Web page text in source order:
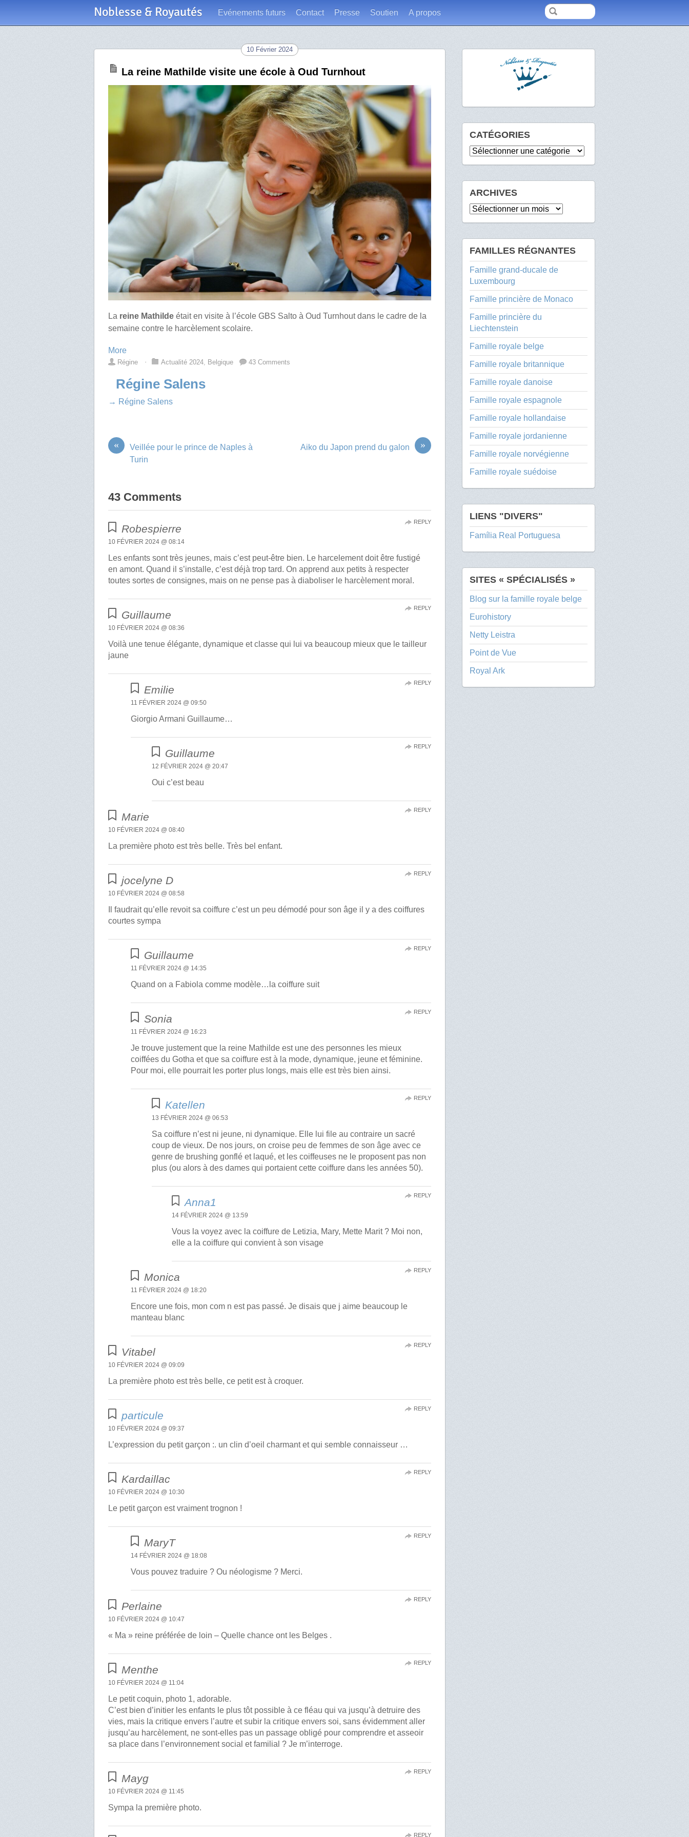
Noblesse & Royautés Evénements futurs Contact Presse Soutien A propos
10 Février 2024
La reine Mathilde visite une école à Oud Turnhout
La reine Mathilde était en visite à l’école GBS Salto à Oud Turnhout dans le cadre de la
semaine contre le harcèlement scolaire.
More
Régine ⋅ Actualité 2024, Belgique 43 Comments
Régine Salens
→ Régine Salens
«
Veillée pour le prince de Naples à
Turin
»
Aiko du Japon prend du galon
43 Comments
Robespierre
10 FÉVRIER 2024 @ 08:14
Les enfants sont très jeunes, mais c’est peut-être bien. Le harcelement doit être fustigé
en amont. Quand il s’installe, c’est déjà trop tard. On apprend aux petits à respecter
toutes sortes de consignes, mais on ne pense pas à diaboliser le harcèlement moral.
REPLY
Guillaume
10 FÉVRIER 2024 @ 08:36
Voilà une tenue élégante, dynamique et classe qui lui va beaucoup mieux que le tailleur
jaune
REPLY
Emilie
11 FÉVRIER 2024 @ 09:50
Giorgio Armani Guillaume…
REPLY
Guillaume
12 FÉVRIER 2024 @ 20:47
Oui c’est beau
REPLY
Marie
10 FÉVRIER 2024 @ 08:40
La première photo est très belle. Très bel enfant.
REPLY
jocelyne D
10 FÉVRIER 2024 @ 08:58
Il faudrait qu’elle revoit sa coiffure c’est un peu démodé pour son âge il y a des coiffures
courtes sympa
REPLY
Guillaume
11 FÉVRIER 2024 @ 14:35
Quand on a Fabiola comme modèle…la coiffure suit
REPLY
Sonia
11 FÉVRIER 2024 @ 16:23
Je trouve justement que la reine Mathilde est une des personnes les mieux
coiffées du Gotha et que sa coiffure est à la mode, dynamique, jeune et féminine.
Pour moi, elle pourrait les porter plus longs, mais elle est très bien ainsi.
REPLY
Katellen
13 FÉVRIER 2024 @ 06:53
Sa coiffure n’est ni jeune, ni dynamique. Elle lui file au contraire un sacré
coup de vieux. De nos jours, on croise peu de femmes de son âge avec ce
genre de brushing gonflé et laqué, et les coiffeuses ne le proposent pas non
plus (ou alors à des dames qui portaient cette coiffure dans les années 50).
REPLY
Anna1
14 FÉVRIER 2024 @ 13:59
Vous la voyez avec la coiffure de Letizia, Mary, Mette Marit ? Moi non,
elle a la coiffure qui convient à son visage
REPLY
Monica
11 FÉVRIER 2024 @ 18:20
Encore une fois, mon com n est pas passé. Je disais que j aime beaucoup le
manteau blanc
REPLY
Vitabel
10 FÉVRIER 2024 @ 09:09
La première photo est très belle, ce petit est à croquer.
REPLY
particule
10 FÉVRIER 2024 @ 09:37
L’expression du petit garçon :. un clin d’oeil charmant et qui semble connaisseur …
REPLY
Kardaillac
10 FÉVRIER 2024 @ 10:30
Le petit garçon est vraiment trognon !
REPLY
MaryT
14 FÉVRIER 2024 @ 18:08
Vous pouvez traduire ? Ou néologisme ? Merci.
REPLY
Perlaine
10 FÉVRIER 2024 @ 10:47
« Ma » reine préférée de loin – Quelle chance ont les Belges .
REPLY
Menthe
10 FÉVRIER 2024 @ 11:04
Le petit coquin, photo 1, adorable.
C’est bien d’initier les enfants le plus tôt possible à ce fléau qui va jusqu’à detruire des
vies, mais la critique envers l’autre et subir la critique envers soi, sans évidemment aller
jusqu’au harcèlement, ne sont-elles pas un passage obligé pour comprendre et asseoir
sa place dans l’environnement social et familial ? Je m’interroge.
REPLY
Mayg
10 FÉVRIER 2024 @ 11:45
Sympa la première photo.
REPLY
REPLY
CATÉGORIES
Catégories
ARCHIVES
Archives
FAMILLES RÉGNANTES
Famille grand-ducale de
Luxembourg
Famille princière de Monaco
Famille princière du
Liechtenstein
Famille royale belge
Famille royale britannique
Famille royale danoise
Famille royale espagnole
Famille royale hollandaise
Famille royale jordanienne
Famille royale norvégienne
Famille royale suédoise
LIENS "DIVERS"
Família Real Portuguesa
SITES « SPÉCIALISÉS »
Blog sur la famille royale belge
Eurohistory
Netty Leistra
Point de Vue
Royal Ark